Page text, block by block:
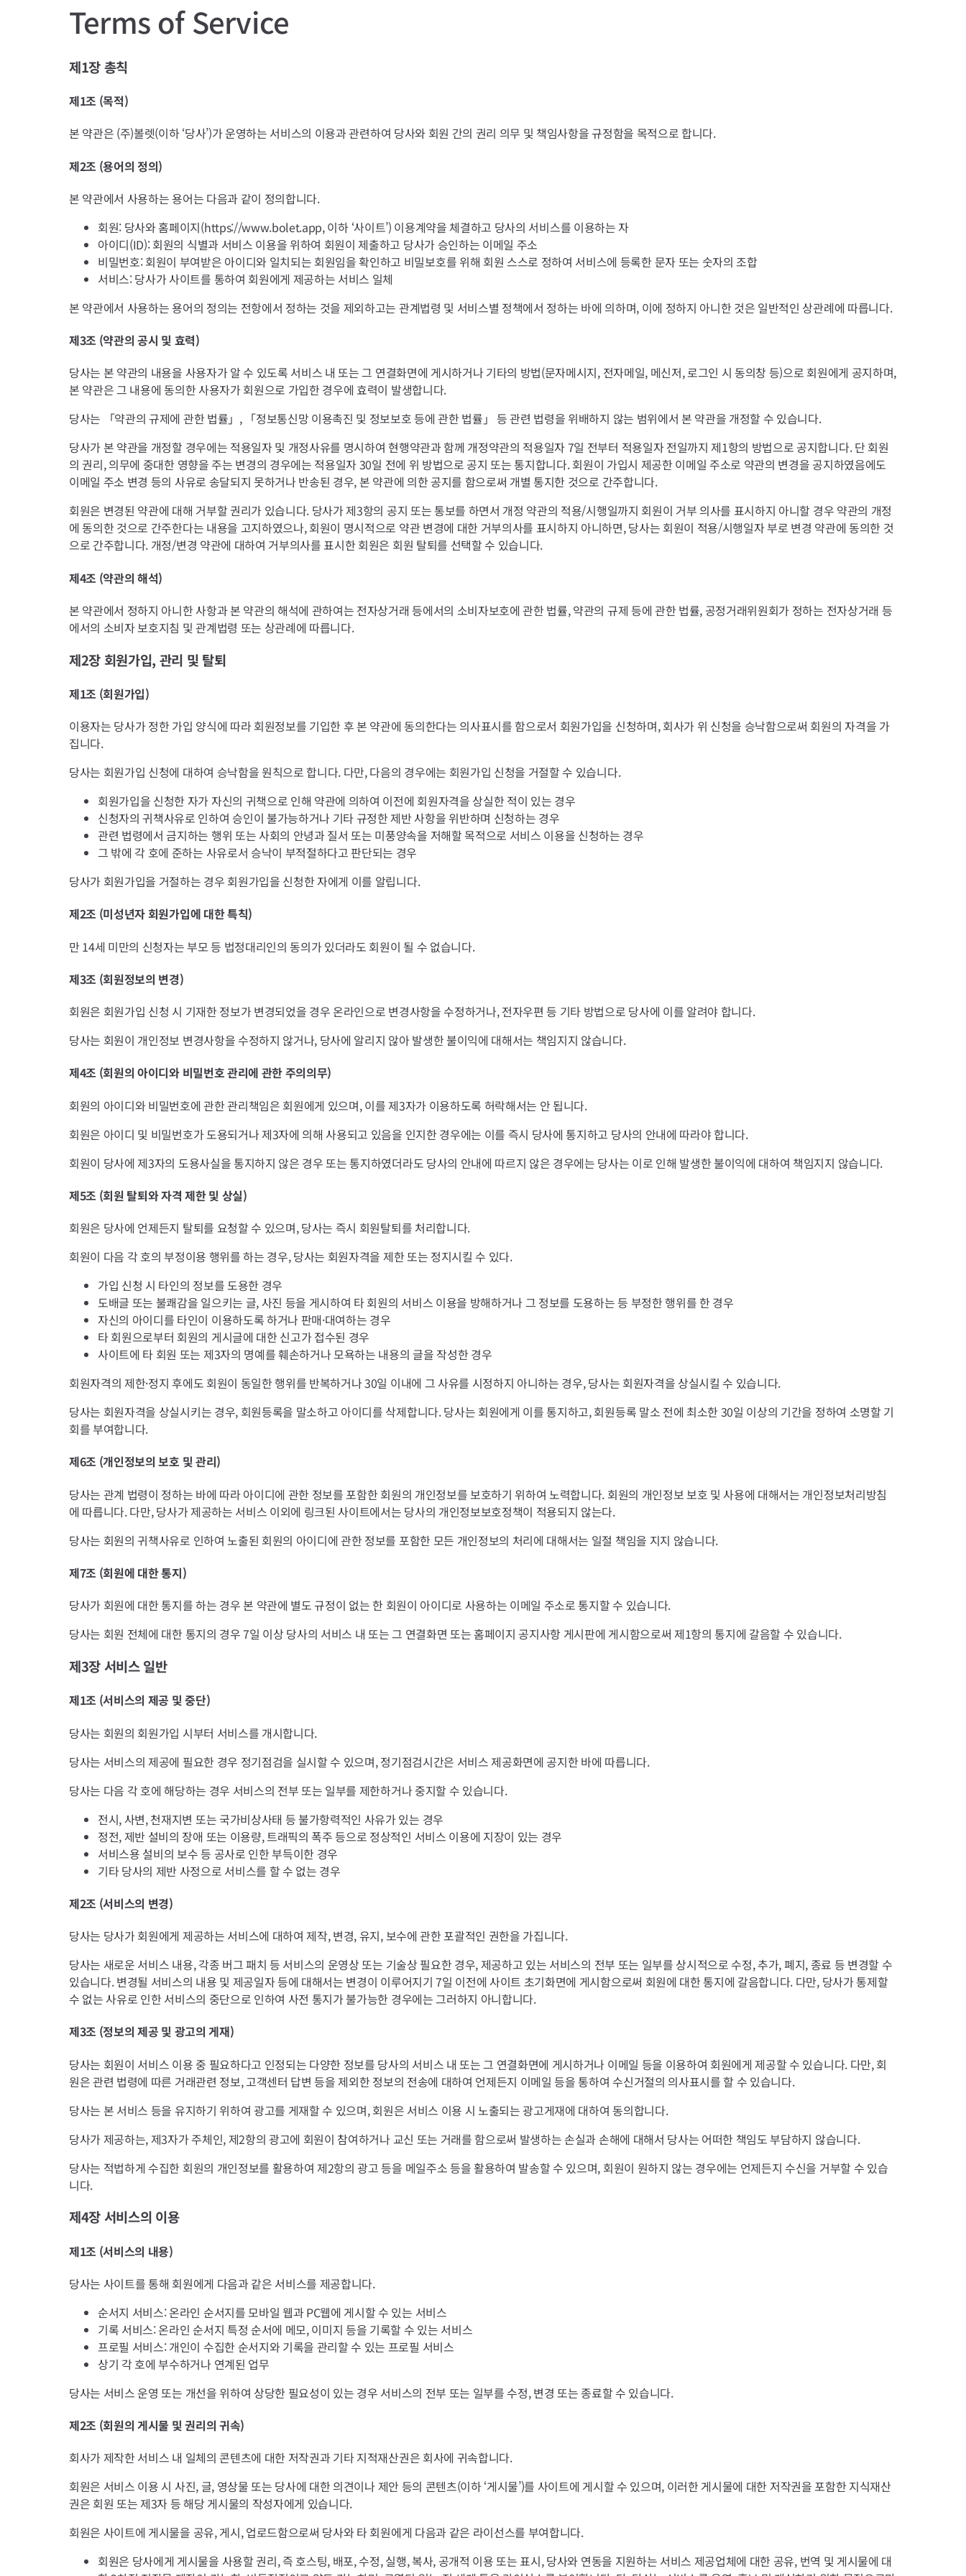
Terms of Service
제1장 총칙
제1조 (목적)
본 약관은 (주)볼렛(이하 ‘당사’)가 운영하는 서비스의 이용과 관련하여 당사와 회원 간의 권리 의무 및 책임사항을 규정함을 목적으로 합니다.
제2조 (용어의 정의)
본 약관에서 사용하는 용어는 다음과 같이 정의합니다.
회원: 당사와 홈페이지(https://www.bolet.app, 이하 ‘사이트’) 이용계약을 체결하고 당사의 서비스를 이용하는 자
아이디(ID): 회원의 식별과 서비스 이용을 위하여 회원이 제출하고 당사가 승인하는 이메일 주소
비밀번호: 회원이 부여받은 아이디와 일치되는 회원임을 확인하고 비밀보호를 위해 회원 스스로 정하여 서비스에 등록한 문자 또는 숫자의 조합
서비스: 당사가 사이트를 통하여 회원에게 제공하는 서비스 일체
본 약관에서 사용하는 용어의 정의는 전항에서 정하는 것을 제외하고는 관계법령 및 서비스별 정책에서 정하는 바에 의하며, 이에 정하지 아니한 것은 일반적인 상관례에 따릅니다.
제3조 (약관의 공시 및 효력)
당사는 본 약관의 내용을 사용자가 알 수 있도록 서비스 내 또는 그 연결화면에 게시하거나 기타의 방법(문자메시지, 전자메일, 메신저, 로그인 시 동의창 등)으로 회원에게 공지하며,
본 약관은 그 내용에 동의한 사용자가 회원으로 가입한 경우에 효력이 발생합니다.
당사는 「약관의 규제에 관한 법률」, 「정보통신망 이용촉진 및 정보보호 등에 관한 법률」 등 관련 법령을 위배하지 않는 범위에서 본 약관을 개정할 수 있습니다.
당사가 본 약관을 개정할 경우에는 적용일자 및 개정사유를 명시하여 현행약관과 함께 개정약관의 적용일자 7일 전부터 적용일자 전일까지 제1항의 방법으로 공지합니다. 단 회원
의 권리, 의무에 중대한 영향을 주는 변경의 경우에는 적용일자 30일 전에 위 방법으로 공지 또는 통지합니다. 회원이 가입시 제공한 이메일 주소로 약관의 변경을 공지하였음에도
이메일 주소 변경 등의 사유로 송달되지 못하거나 반송된 경우, 본 약관에 의한 공지를 함으로써 개별 통지한 것으로 간주합니다.
회원은 변경된 약관에 대해 거부할 권리가 있습니다. 당사가 제3항의 공지 또는 통보를 하면서 개정 약관의 적용/시행일까지 회원이 거부 의사를 표시하지 아니할 경우 약관의 개정
에 동의한 것으로 간주한다는 내용을 고지하였으나, 회원이 명시적으로 약관 변경에 대한 거부의사를 표시하지 아니하면, 당사는 회원이 적용/시행일자 부로 변경 약관에 동의한 것
으로 간주합니다. 개정/변경 약관에 대하여 거부의사를 표시한 회원은 회원 탈퇴를 선택할 수 있습니다.
제4조 (약관의 해석)
본 약관에서 정하지 아니한 사항과 본 약관의 해석에 관하여는 전자상거래 등에서의 소비자보호에 관한 법률, 약관의 규제 등에 관한 법률, 공정거래위원회가 정하는 전자상거래 등
에서의 소비자 보호지침 및 관계법령 또는 상관례에 따릅니다.
제2장 회원가입, 관리 및 탈퇴
제1조 (회원가입)
이용자는 당사가 정한 가입 양식에 따라 회원정보를 기입한 후 본 약관에 동의한다는 의사표시를 함으로서 회원가입을 신청하며, 회사가 위 신청을 승낙함으로써 회원의 자격을 가
집니다.
당사는 회원가입 신청에 대하여 승낙함을 원칙으로 합니다. 다만, 다음의 경우에는 회원가입 신청을 거절할 수 있습니다.
회원가입을 신청한 자가 자신의 귀책으로 인해 약관에 의하여 이전에 회원자격을 상실한 적이 있는 경우
신청자의 귀책사유로 인하여 승인이 불가능하거나 기타 규정한 제반 사항을 위반하며 신청하는 경우
관련 법령에서 금지하는 행위 또는 사회의 안녕과 질서 또는 미풍양속을 저해할 목적으로 서비스 이용을 신청하는 경우
그 밖에 각 호에 준하는 사유로서 승낙이 부적절하다고 판단되는 경우
당사가 회원가입을 거절하는 경우 회원가입을 신청한 자에게 이를 알립니다.
제2조 (미성년자 회원가입에 대한 특칙)
만 14세 미만의 신청자는 부모 등 법정대리인의 동의가 있더라도 회원이 될 수 없습니다.
제3조 (회원정보의 변경)
회원은 회원가입 신청 시 기재한 정보가 변경되었을 경우 온라인으로 변경사항을 수정하거나, 전자우편 등 기타 방법으로 당사에 이를 알려야 합니다.
당사는 회원이 개인정보 변경사항을 수정하지 않거나, 당사에 알리지 않아 발생한 불이익에 대해서는 책임지지 않습니다.
제4조 (회원의 아이디와 비밀번호 관리에 관한 주의의무)
회원의 아이디와 비밀번호에 관한 관리책임은 회원에게 있으며, 이를 제3자가 이용하도록 허락해서는 안 됩니다.
회원은 아이디 및 비밀번호가 도용되거나 제3자에 의해 사용되고 있음을 인지한 경우에는 이를 즉시 당사에 통지하고 당사의 안내에 따라야 합니다.
회원이 당사에 제3자의 도용사실을 통지하지 않은 경우 또는 통지하였더라도 당사의 안내에 따르지 않은 경우에는 당사는 이로 인해 발생한 불이익에 대하여 책임지지 않습니다.
제5조 (회원 탈퇴와 자격 제한 및 상실)
회원은 당사에 언제든지 탈퇴를 요청할 수 있으며, 당사는 즉시 회원탈퇴를 처리합니다.
회원이 다음 각 호의 부정이용 행위를 하는 경우, 당사는 회원자격을 제한 또는 정지시킬 수 있다.
가입 신청 시 타인의 정보를 도용한 경우
도배글 또는 불쾌감을 일으키는 글, 사진 등을 게시하여 타 회원의 서비스 이용을 방해하거나 그 정보를 도용하는 등 부정한 행위를 한 경우
자신의 아이디를 타인이 이용하도록 하거나 판매·대여하는 경우
타 회원으로부터 회원의 게시글에 대한 신고가 접수된 경우
사이트에 타 회원 또는 제3자의 명예를 훼손하거나 모욕하는 내용의 글을 작성한 경우
회원자격의 제한·정지 후에도 회원이 동일한 행위를 반복하거나 30일 이내에 그 사유를 시정하지 아니하는 경우, 당사는 회원자격을 상실시킬 수 있습니다.
당사는 회원자격을 상실시키는 경우, 회원등록을 말소하고 아이디를 삭제합니다. 당사는 회원에게 이를 통지하고, 회원등록 말소 전에 최소한 30일 이상의 기간을 정하여 소명할 기
회를 부여합니다.
제6조 (개인정보의 보호 및 관리)
당사는 관계 법령이 정하는 바에 따라 아이디에 관한 정보를 포함한 회원의 개인정보를 보호하기 위하여 노력합니다. 회원의 개인정보 보호 및 사용에 대해서는 개인정보처리방침
에 따릅니다. 다만, 당사가 제공하는 서비스 이외에 링크된 사이트에서는 당사의 개인정보보호정책이 적용되지 않는다.
당사는 회원의 귀책사유로 인하여 노출된 회원의 아이디에 관한 정보를 포함한 모든 개인정보의 처리에 대해서는 일절 책임을 지지 않습니다.
제7조 (회원에 대한 통지)
당사가 회원에 대한 통지를 하는 경우 본 약관에 별도 규정이 없는 한 회원이 아이디로 사용하는 이메일 주소로 통지할 수 있습니다.
당사는 회원 전체에 대한 통지의 경우 7일 이상 당사의 서비스 내 또는 그 연결화면 또는 홈페이지 공지사항 게시판에 게시함으로써 제1항의 통지에 갈음할 수 있습니다.
제3장 서비스 일반
제1조 (서비스의 제공 및 중단)
당사는 회원의 회원가입 시부터 서비스를 개시합니다.
당사는 서비스의 제공에 필요한 경우 정기점검을 실시할 수 있으며, 정기점검시간은 서비스 제공화면에 공지한 바에 따릅니다.
당사는 다음 각 호에 해당하는 경우 서비스의 전부 또는 일부를 제한하거나 중지할 수 있습니다.
전시, 사변, 천재지변 또는 국가비상사태 등 불가항력적인 사유가 있는 경우
정전, 제반 설비의 장애 또는 이용량, 트래픽의 폭주 등으로 정상적인 서비스 이용에 지장이 있는 경우
서비스용 설비의 보수 등 공사로 인한 부득이한 경우
기타 당사의 제반 사정으로 서비스를 할 수 없는 경우
제2조 (서비스의 변경)
당사는 당사가 회원에게 제공하는 서비스에 대하여 제작, 변경, 유지, 보수에 관한 포괄적인 권한을 가집니다.
당사는 새로운 서비스 내용, 각종 버그 패치 등 서비스의 운영상 또는 기술상 필요한 경우, 제공하고 있는 서비스의 전부 또는 일부를 상시적으로 수정, 추가, 폐지, 종료 등 변경할 수
있습니다. 변경될 서비스의 내용 및 제공일자 등에 대해서는 변경이 이루어지기 7일 이전에 사이트 초기화면에 게시함으로써 회원에 대한 통지에 갈음합니다. 다만, 당사가 통제할
수 없는 사유로 인한 서비스의 중단으로 인하여 사전 통지가 불가능한 경우에는 그러하지 아니합니다.
제3조 (정보의 제공 및 광고의 게재)
당사는 회원이 서비스 이용 중 필요하다고 인정되는 다양한 정보를 당사의 서비스 내 또는 그 연결화면에 게시하거나 이메일 등을 이용하여 회원에게 제공할 수 있습니다. 다만, 회
원은 관련 법령에 따른 거래관련 정보, 고객센터 답변 등을 제외한 정보의 전송에 대하여 언제든지 이메일 등을 통하여 수신거절의 의사표시를 할 수 있습니다.
당사는 본 서비스 등을 유지하기 위하여 광고를 게재할 수 있으며, 회원은 서비스 이용 시 노출되는 광고게재에 대하여 동의합니다.
당사가 제공하는, 제3자가 주체인, 제2항의 광고에 회원이 참여하거나 교신 또는 거래를 함으로써 발생하는 손실과 손해에 대해서 당사는 어떠한 책임도 부담하지 않습니다.
당사는 적법하게 수집한 회원의 개인정보를 활용하여 제2항의 광고 등을 메일주소 등을 활용하여 발송할 수 있으며, 회원이 원하지 않는 경우에는 언제든지 수신을 거부할 수 있습
니다.
제4장 서비스의 이용
제1조 (서비스의 내용)
당사는 사이트를 통해 회원에게 다음과 같은 서비스를 제공합니다.
순서지 서비스: 온라인 순서지를 모바일 웹과 PC웹에 게시할 수 있는 서비스
기록 서비스: 온라인 순서지 특정 순서에 메모, 이미지 등을 기록할 수 있는 서비스
프로필 서비스: 개인이 수집한 순서지와 기록을 관리할 수 있는 프로필 서비스
상기 각 호에 부수하거나 연계된 업무
당사는 서비스 운영 또는 개선을 위하여 상당한 필요성이 있는 경우 서비스의 전부 또는 일부를 수정, 변경 또는 종료할 수 있습니다.
제2조 (회원의 게시물 및 권리의 귀속)
회사가 제작한 서비스 내 일체의 콘텐츠에 대한 저작권과 기타 지적재산권은 회사에 귀속합니다.
회원은 서비스 이용 시 사진, 글, 영상물 또는 당사에 대한 의견이나 제안 등의 콘텐츠(이하 ‘게시물’)를 사이트에 게시할 수 있으며, 이러한 게시물에 대한 저작권을 포함한 지식재산
권은 회원 또는 제3자 등 해당 게시물의 작성자에게 있습니다.
회원은 사이트에 게시물을 공유, 게시, 업로드함으로써 당사와 타 회원에게 다음과 같은 라이선스를 부여합니다.
회원은 당사에게 게시물을 사용할 권리, 즉 호스팅, 배포, 수정, 실행, 복사, 공개적 이용 또는 표시, 당사와 연동을 지원하는 서비스 제공업체에 대한 공유, 번역 및 게시물에 대